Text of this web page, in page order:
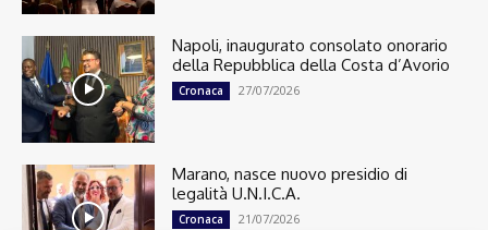
Napoli, inaugurato consolato onorario
della Repubblica della Costa d’Avorio
Cronaca 27/07/2026
Marano, nasce nuovo presidio di
legalità U.N.I.C.A.
Cronaca 21/07/2026